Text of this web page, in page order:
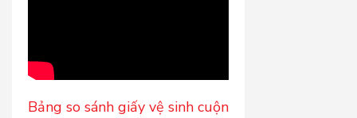
Bảng so sánh giấy vệ sinh cuộn